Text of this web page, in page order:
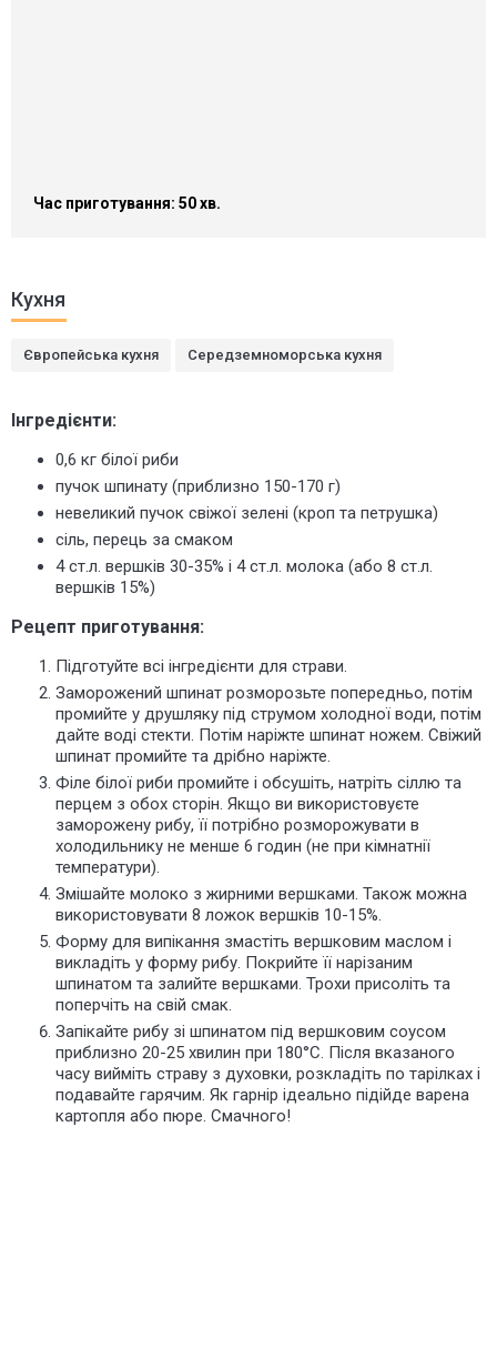
Час приготування: 50 хв.
Кухня
Європейська кухня Середземноморська кухня
Інгредієнти:
0,6 кг білої риби
пучок шпинату (приблизно 150-170 г)
невеликий пучок свіжої зелені (кроп та петрушка)
сіль, перець за смаком
4 ст.л. вершків 30-35% і 4 ст.л. молока (або 8 ст.л.
вершків 15%)
Рецепт приготування:
Підготуйте всі інгредієнти для страви.
Заморожений шпинат розморозьте попередньо, потім
промийте у друшляку під струмом холодної води, потім
дайте воді стекти. Потім наріжте шпинат ножем. Свіжий
шпинат промийте та дрібно наріжте.
Філе білої риби промийте і обсушіть, натріть сіллю та
перцем з обох сторін. Якщо ви використовуєте
заморожену рибу, її потрібно розморожувати в
холодильнику не менше 6 годин (не при кімнатнії
температури).
Змішайте молоко з жирними вершками. Також можна
використовувати 8 ложок вершків 10-15%.
Форму для випікання змастіть вершковим маслом і
викладіть у форму рибу. Покрийте її нарізаним
шпинатом та залийте вершками. Трохи присоліть та
поперчіть на свій смак.
Запікайте рибу зі шпинатом під вершковим соусом
приблизно 20-25 хвилин при 180°C. Після вказаного
часу вийміть страву з духовки, розкладіть по тарілках і
подавайте гарячим. Як гарнір ідеально підійде варена
картопля або пюре. Смачного!